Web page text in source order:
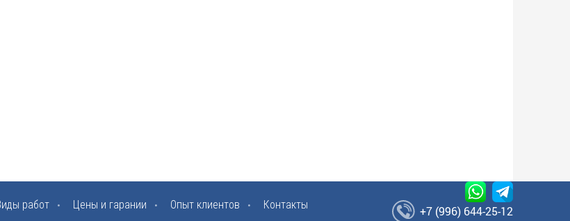
работ Цены и гарании Опыт клиентов Контакты +7 (996) 644-25-12